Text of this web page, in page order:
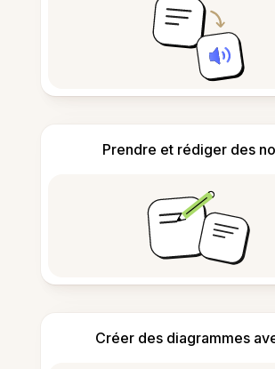
Prendre et rédiger des
Créer des diagrammes